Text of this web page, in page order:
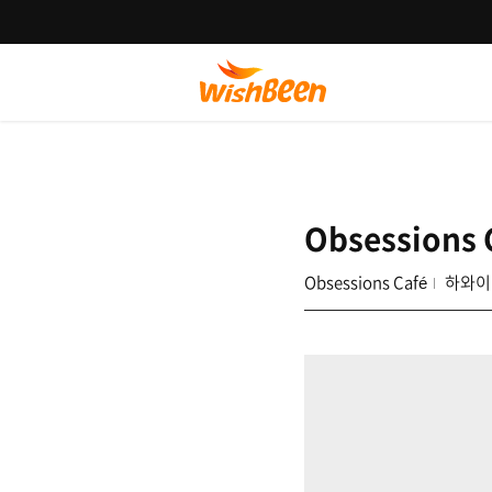
Obsessions
Obsessions Café 하와이